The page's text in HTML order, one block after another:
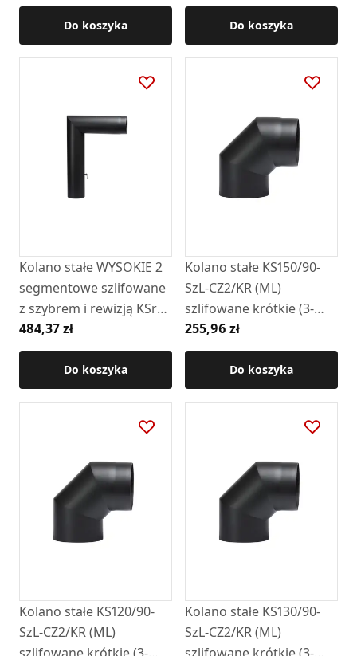
Do koszyka Do koszyka
Kolano stałe WYSOKIE 2
segmentowe szlifowane
z szybrem i rewizją KSrs-
II-150/90-CZ2
484,37 zł
Do koszyka
Kolano stałe KS150/90-
SzL-CZ2/KR (ML)
szlifowane krótkie (3-
SEG)
255,96 zł
Do koszyka
Kolano stałe KS120/90-
SzL-CZ2/KR (ML)
Kolano stałe KS130/90-
SzL-CZ2/KR (ML)